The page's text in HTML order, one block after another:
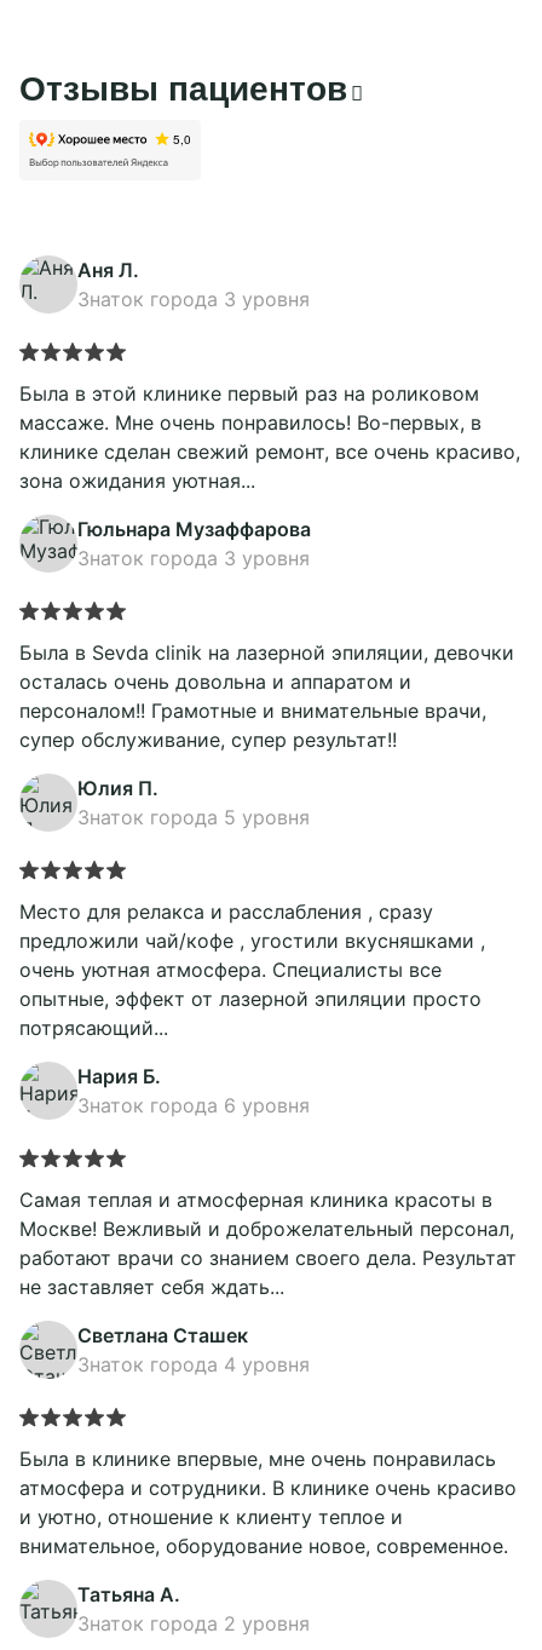
Отзывы пациентов
Аня Л.
Знаток города 3 уровня
Была в этой клинике первый раз на роликовом
массаже. Мне очень понравилось! Во-первых, в
клинике сделан свежий ремонт, все очень красиво,
зона ожидания уютная...
Гюльнара Музаффарова
Знаток города 3 уровня
Была в Sevda clinik на лазерной эпиляции, девочки
осталась очень довольна и аппаратом и
персоналом!! Грамотные и внимательные врачи,
супер обслуживание, супер результат!!
Юлия П.
Знаток города 5 уровня
Место для релакса и расслабления , сразу
предложили чай/кофе , угостили вкусняшками ,
очень уютная атмосфера. Специалисты все
опытные, эффект от лазерной эпиляции просто
потрясающий...
Нария Б.
Знаток города 6 уровня
Самая теплая и атмосферная клиника красоты в
Москве! Вежливый и доброжелательный персонал,
работают врачи со знанием своего дела. Результат
не заставляет себя ждать...
Светлана Сташек
Знаток города 4 уровня
Была в клинике впервые, мне очень понравилась
атмосфера и сотрудники. В клинике очень красиво
и уютно, отношение к клиенту теплое и
внимательное, оборудование новое, современное.
Татьяна А.
Знаток города 2 уровня